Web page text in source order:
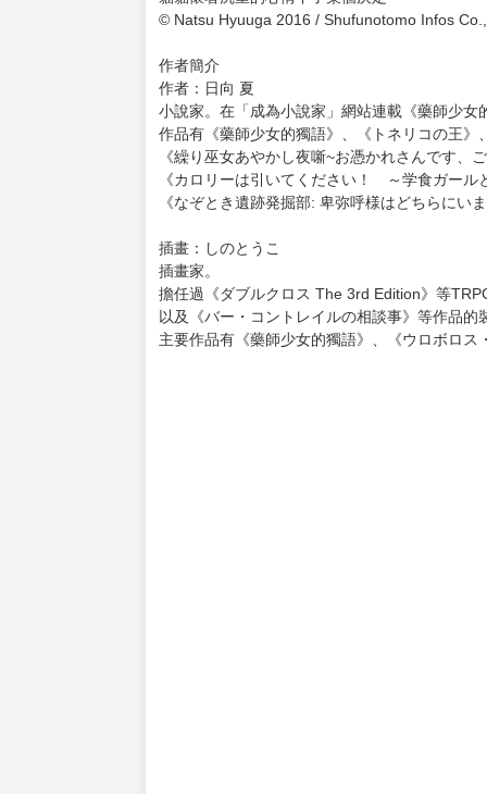
★宮廷名偵探誕生!?且看出身藥師的少女貓貓如
內容簡介
壬氏在西都向貓貓求婚，兩人至今為止曖昧的關
貓貓不願改變以往面對壬氏的態度，令他內心焦
身為皇弟參與政事之人沒有談情說愛的自由；
而貓貓雖明瞭壬氏的心意，卻礙於自己的身分立
軍師羅漢的親戚──這是別人在西都為貓貓準備
© Natsu Hyuuga 2016 / Shufunotomo Infos
作者簡介
作者：日向 夏
小說家。在「成為小說家」網站連載《藥師少女